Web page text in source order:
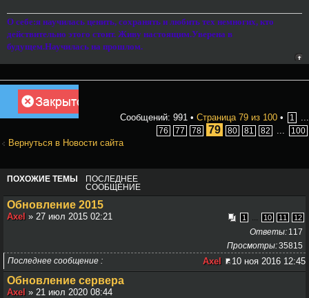
О себе:я научилась ценить, сохранять и любить тех немногих, кто
действительно этого стоит. Живу настоящим.Уверена в
будущем.Научилась на прошлом.
Закрыто
Сообщений: 991 • Страница 79 из 100 • 1
76 77 78 79 80 81 82 100
Вернуться в Новости сайта
ПОХОЖИЕ ТЕМЫ
ПОСЛЕДНЕЕ
СООБЩЕНИЕ
Обновление 2015
1 ... 10 11 12
Axel » 27 июл 2015 02:21
117
Ответы
35815
Просмотры
Последнее сообщение
Axel 10 ноя 2016 12:45
Обновление сервера
Axel » 21 июл 2020 08:44